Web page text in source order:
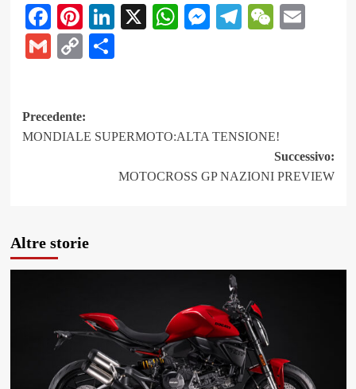
Facebook
Pinterest
LinkedIn
X WhatsApp
Messenger
Telegram
Gmail
CopyShare
Navigazione
articolo
Precedente:
MONDIALE SUPERMOTO:ALTA TENSIONE!
Successivo:
MOTOCROSS GP NAZIONI PREVIEW
Altre storie